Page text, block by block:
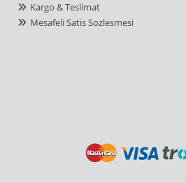
Kargo & Teslimat
Mesafeli Satis Sozlesmesi